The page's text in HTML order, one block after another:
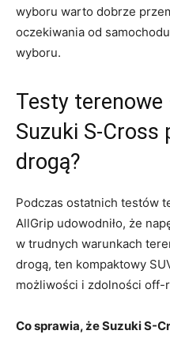
wyboru warto dobrze
oczekiwania od
wyboru.
Testy terenowe
Suzuki S-Cross
drogą?
Podczas ostatnich testów
AllGrip udowodniło, że
w trudnych warunkach
drogą, ten ⁤kompaktowy
możliwości i zdolności off-
Co sprawia, że Suzuki⁣ S-